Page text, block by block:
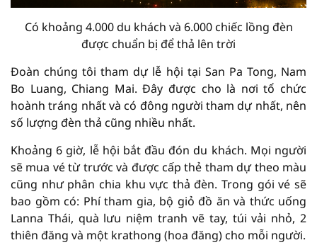
Có khoảng 4.000 du khách và 6.000 chiếc lồng đèn
được chuẩn bị để thả lên trời
Đoàn chúng tôi tham dự lễ hội tại San Pa Tong, Nam
Bo Luang, Chiang Mai. Đây được cho là nơi tổ chức
hoành tráng nhất và có đông người tham dự nhất, nên
số lượng đèn thả cũng nhiều nhất.
Khoảng 6 giờ, lễ hội bắt đầu đón du khách. Mọi người
sẽ mua vé từ trước và được cấp thẻ tham dự theo màu
cũng như phân chia khu vực thả đèn. Trong gói vé sẽ
bao gồm có: Phí tham gia, bộ giỏ đồ ăn và thức uống
Lanna Thái, quà lưu niệm tranh vẽ tay, túi vải nhỏ, 2
thiên đăng và một krathong (hoa đăng) cho mỗi người.